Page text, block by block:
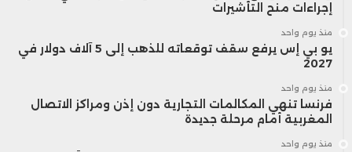
إجراءات منح التأشيرات
منذ يوم واحد
يو بي إس يرفع سقف توقعاته للذهب إلى 5 آلاف دولار في
2027
منذ يوم واحد
فرنسا تنهي المكالمات التجارية دون إذن ومراكز الاتصال
المغربية أمام مرحلة جديدة
منذ يوم واحد